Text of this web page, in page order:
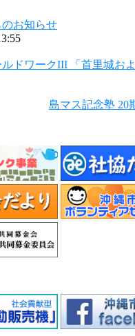
お知らせ
ルドワークIII 「首里城お
島マス記念塾 20